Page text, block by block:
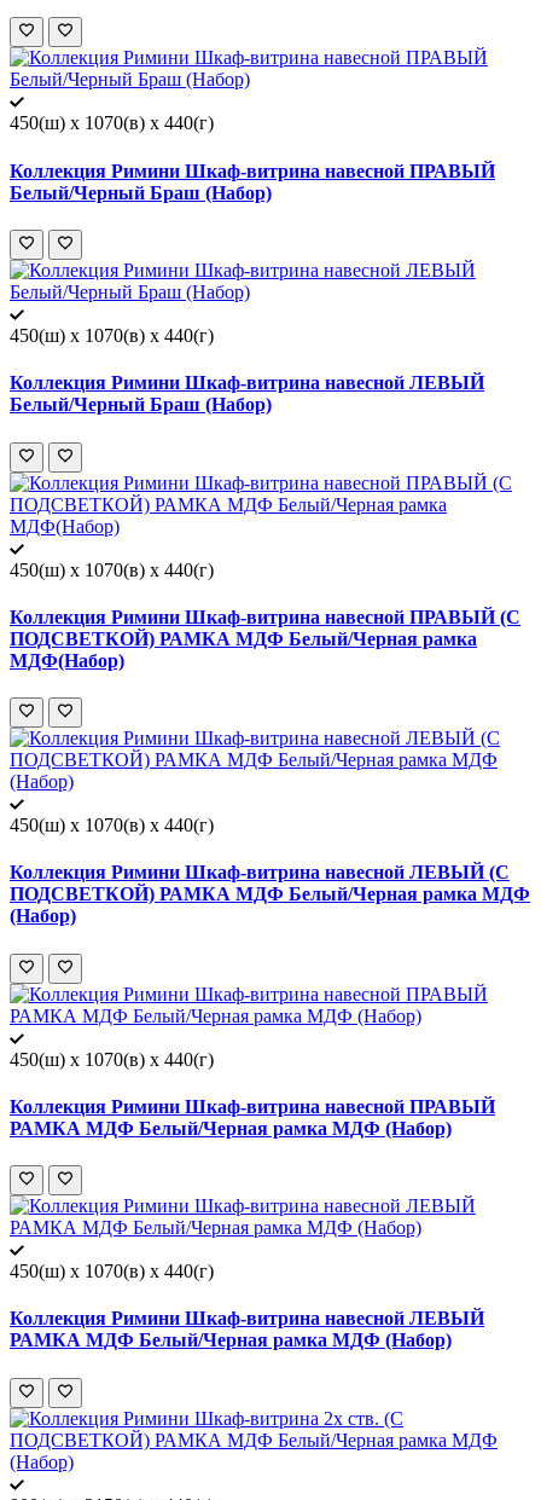
450(ш) x 1070(в) x 440(г)
Коллекция Римини Шкаф-витрина навесной ПРАВЫЙ
Белый/Черный Браш (Набор)
450(ш) x 1070(в) x 440(г)
Коллекция Римини Шкаф-витрина навесной ЛЕВЫЙ
Белый/Черный Браш (Набор)
450(ш) x 1070(в) x 440(г)
Коллекция Римини Шкаф-витрина навесной ПРАВЫЙ (С
ПОДСВЕТКОЙ) РАМКА МДФ Белый/Черная рамка
МДФ(Набор)
450(ш) x 1070(в) x 440(г)
Коллекция Римини Шкаф-витрина навесной ЛЕВЫЙ (С
ПОДСВЕТКОЙ) РАМКА МДФ Белый/Черная рамка МДФ
(Набор)
450(ш) x 1070(в) x 440(г)
Коллекция Римини Шкаф-витрина навесной ПРАВЫЙ
РАМКА МДФ Белый/Черная рамка МДФ (Набор)
450(ш) x 1070(в) x 440(г)
Коллекция Римини Шкаф-витрина навесной ЛЕВЫЙ
РАМКА МДФ Белый/Черная рамка МДФ (Набор)